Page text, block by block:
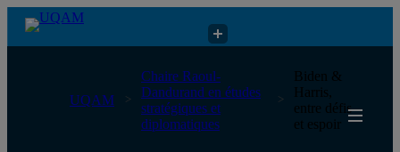
Chaire Raoul-Dandurand en études stratégiques et diplomatiques
UQAM
Chaire Raoul-
Dandurand en études
stratégiques et
diplomatiques
Biden &
Harris,
entre défis
et espoir